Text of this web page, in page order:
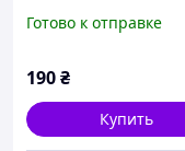
стразами по контуру
Готово к отправке
190₴
Купить